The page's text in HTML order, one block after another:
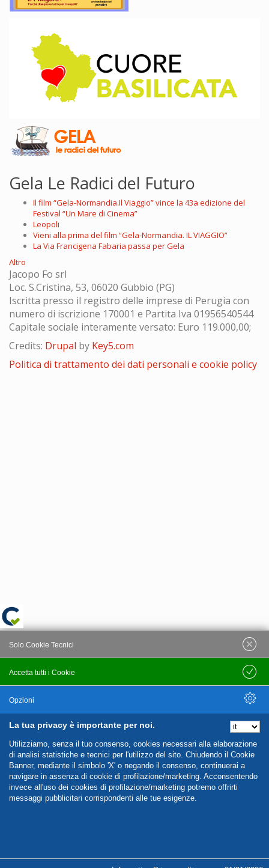
Gela Le Radici del Futuro
Il film “Gela-Normandia.Il Viaggio” vince la 43a edizione del
Festival “Un Mare di Cinema”
Leopoli
Vieni alla prima del film “Gela-Normandia. IL VIAGGIO”
La Via Francigena Fabaria passa per Gela
Altro
Jacopo Fo srl
Loc. S.Cristina, 53, 06020 Gubbio (PG)
Iscritta presso il registro delle imprese di Perugia con
numero di iscrizione 170001 e Partita Iva 01956540544
Capitale sociale interamente versato: Euro 119.000,00;
Credits: Drupal by Key5.com
Politica di trattamento dei dati personali e cookie policy
La tua privacy è importante per noi.
Utilizziamo, senza il tuo consenso, cookies necessari alla elaborazione
di analisi statistiche e tecnici per l'utilizzo del sito. Chiudendo il Cookie
Banner, mediante il simbolo 'X' o negando il consenso, continuerai a
navigare in assenza di cookie di profilazione/marketing. Acconsentendo
invece all'uso dei cookies di profilazione/marketing potremo offrirti
messaggi pubblicitari corrispondenti alle tue esigenze.
Accetta tutti i Cookie
Solo Cookie Tecnici
Salva
Opzioni
Nascondi Opzioni